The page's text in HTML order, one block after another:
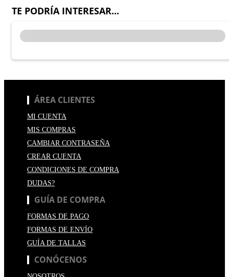
TE PODRÍA INTERESAR...
ÁREA CLIENTES
MI CUENTA
MIS COMPRAS
CAMBIAR CONTRASEÑA
CREAR CUENTA
CONDICIONES DE COMPRA
DUDAS?
GUÍA DE COMPRA
FORMAS DE PAGO
FORMAS DE ENVÍO
GUÍA DE TALLAS
CONÓCENOS